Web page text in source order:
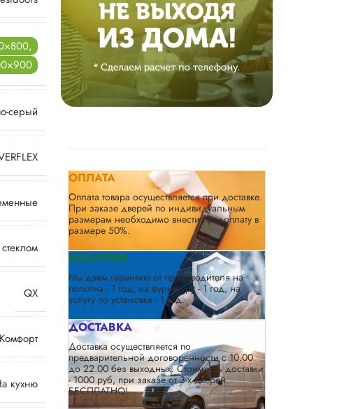
,
серый
QX
Комфорт
кухню
ОПЛАТА
Оплата товара осуществляется при доставке.
При заказе дверей по индивидуальным
размерам необходимо внести предоплату в
размере 50%.
ГАРАНТИЯ
Мы даем гарантию от производителя на
полотна - 1 год, на фурнитуру - 1 год, на
услугу по установке - 1 год.
ДОСТАВКА
Доставка осуществляется по
предварительной договоренности с 10.00
до 22.00 без выходных. Стоимость доставки
- 1000 руб, при заказе от 3-х дверей
БЕСПЛАТНО!